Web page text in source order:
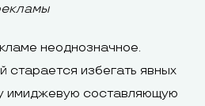
неоднозначное.
старается избегать явных
имиджевую составляющую